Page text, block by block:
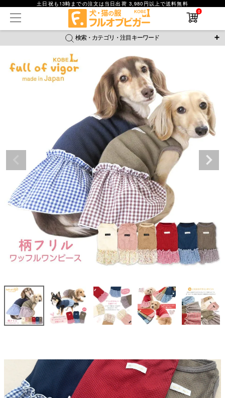
土日祝も13時までの注文は当日出荷 3,980円以上で送料無料
0
検索・カテゴリ・注目キーワード
＼注目ワード／
ジャージ 防蚊 腹巻 撥水レイン ラッシュガード
おそろコーデ 背中開きアイテム
新作アイテム
返品・交換について ご利用ガイド
詳細検索
在庫なし商品
在庫なし商品を表示しない
商品番号
並び順
新着順
価格が安い順
価格が高い順
レビュー数順
検索